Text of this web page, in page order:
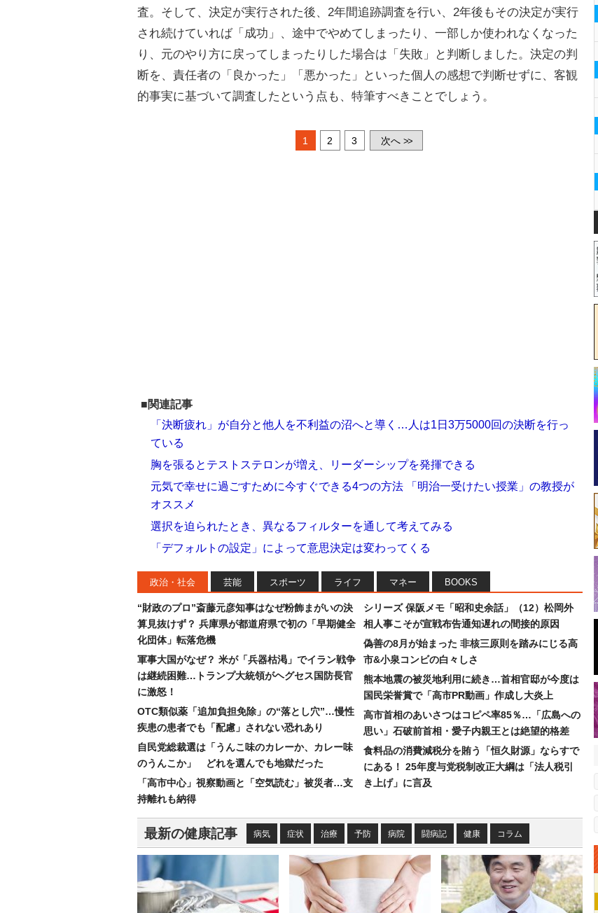
査。そして、決定が実行された後、2年間追跡調査を行い、2年後もその決定が実行
され続けていれば「成功」、途中でやめてしまったり、一部しか使われなくなった
り、元のやり方に戻ってしまったりした場合は「失敗」と判断しました。決定の判
断を、責任者の「良かった」「悪かった」といった個人の感想で判断せずに、客観
的事実に基づいて調査したという点も、特筆すべきことでしょう。
1 2 3 次へ >>
■関連記事
「決断疲れ」が自分と他人を不利益の沼へと導く…人は1日3万5000回の決断を行っ
ている
胸を張るとテストステロンが増え、リーダーシップを発揮できる
元気で幸せに過ごすために今すぐできる4つの方法 「明治一受けたい授業」の教授が
オススメ
選択を迫られたとき、異なるフィルターを通して考えてみる
「デフォルトの設定」によって意思決定は変わってくる
政治・社会 芸能 スポーツ ライフ マネー BOOKS
“財政のプロ”斎藤元彦知事はなぜ粉飾まがいの決
算見抜けず？ 兵庫県が都道府県で初の「早期健全
化団体」転落危機
軍事大国がなぜ？ 米が「兵器枯渇」でイラン戦争
は継続困難…トランプ大統領がヘグセス国防長官
に激怒！
OTC類似薬「追加負担免除」の“落とし穴”…慢性
疾患の患者でも「配慮」されない恐れあり
自民党総裁選は「うんこ味のカレーか、カレー味
のうんこか」 どれを選んでも地獄だった
「高市中心」視察動画と「空気読む」被災者…支
持離れも納得
シリーズ 保阪メモ「昭和史余話」（12）松岡外
相人事こそが宣戦布告通知遅れの間接的原因
偽善の8月が始まった 非核三原則を踏みにじる高
市&小泉コンビの白々しさ
熊本地震の被災地利用に続き…首相官邸が今度は
国民栄誉賞で「高市PR動画」作成し大炎上
高市首相のあいさつはコピペ率85％…「広島への
思い」石破前首相・愛子内親王とは絶望的格差
食料品の消費減税分を賄う「恒久財源」ならすで
にある！ 25年度与党税制改正大綱は「法人税引
き上げ」に言及
最新の健康記事 病気 症状 治療 予防 病院 闘病記 健康 コラム